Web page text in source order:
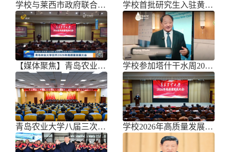
学校与莱西市政府联合举办青岛市胡萝 学校首批研究生入驻黄三角农高区
【媒体聚焦】青岛农业大学召开202 学校参加塔什干水周2026国际论坛
青岛农业大学八届三次双代会胜利召开 学校2026年高质量发展大会召开